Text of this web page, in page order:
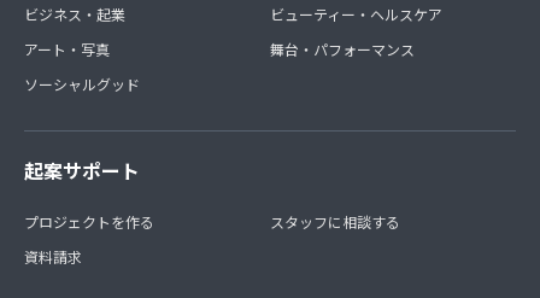
ビジネス・起業
アート・写真
ソーシャルグッド
ビューティー・ヘルスケア
舞台・パフォーマンス
起案サポート
プロジェクトを作る
資料請求
スタッフに相談する